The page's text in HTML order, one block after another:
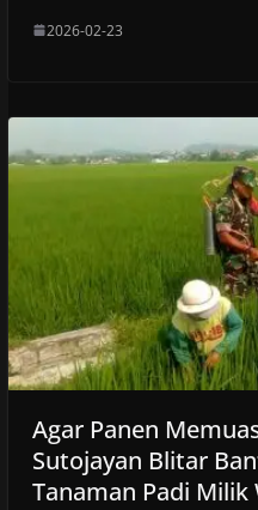
2026-02-23
Agar Panen
Sutojayan Blitar
Tanaman Padi Milik